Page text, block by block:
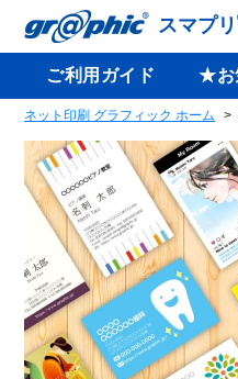
スマプリ
ご利用ガイド ★お
ネット印刷 グラフィック ホーム